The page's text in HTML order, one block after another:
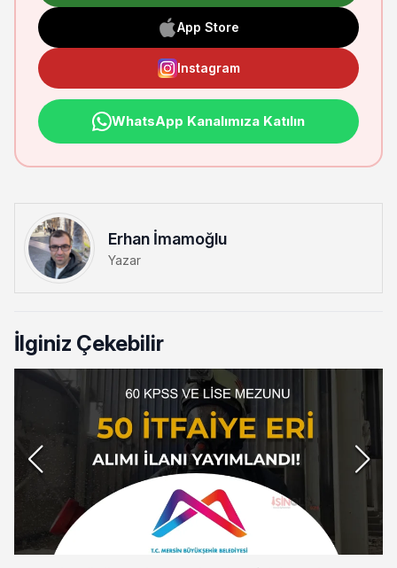
App Store
Instagram
WhatsApp Kanalımıza Katılın
Erhan İmamoğlu
Yazar
İlginiz Çekebilir